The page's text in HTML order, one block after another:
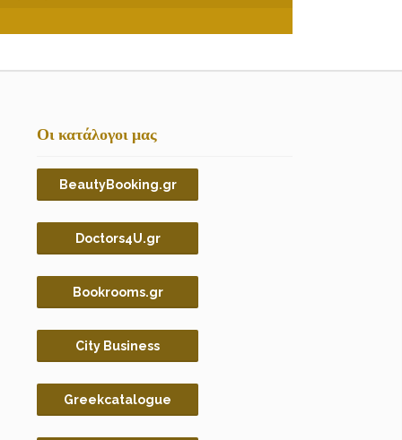
Οι κατάλογοι μας
BeautyBooking.gr
Doctors4U.gr
Bookrooms.gr
City Business
Greekcatalogue